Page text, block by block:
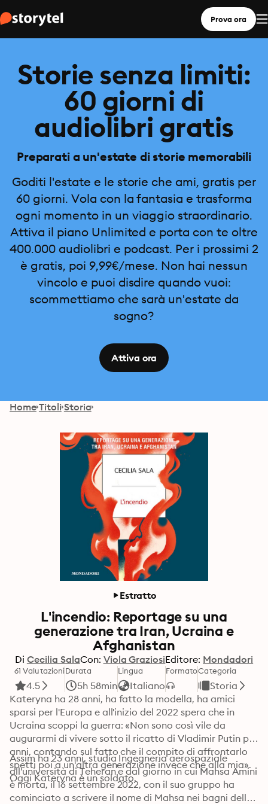
Prova ora
Storie senza limiti:
60 giorni di
audiolibri gratis
Preparati a un'estate di storie memorabili
Goditi l'estate e le storie che ami, gratis per
60 giorni. Vola con la fantasia e trasforma
ogni momento in un viaggio straordinario.
Attiva il piano Unlimited e porta con te oltre
400.000 audiolibri e podcast. Per i prossimi 2
è gratis, poi 9,99€/mese. Non hai nessun
vincolo e puoi disdire quando vuoi:
scommettiamo che sarà un'estate da
sogno?
Attiva ora
Home Titoli Storia
Estratto
L'incendio: Reportage su una
generazione tra Iran, Ucraina e
Afghanistan
Di Cecilia SalaCon: Viola GraziosiEditore: Mondadori
61 Valutazioni
4.5
Durata
5h 58min
Lingua
Italiano
FormatoCategoria
Storia
Kateryna ha 28 anni, ha fatto la modella, ha amici
sparsi per l'Europa e all'inizio del 2022 spera che in
Ucraina scoppi la guerra: «Non sono così vile da
augurarmi di vivere sotto il ricatto di Vladimir Putin per
anni, contando sul fatto che il compito di affrontarlo
spetti poi a un'altra generazione invece che alla mia».
Oggi Kateryna è un soldato.
Assim ha 23 anni, studia Ingegneria aerospaziale
all'università di Teheran e dal giorno in cui Mahsa Amini
è morta, il 16 settembre 2022, con il suo gruppo ha
cominciato a scrivere il nome di Mahsa nei bagni delle